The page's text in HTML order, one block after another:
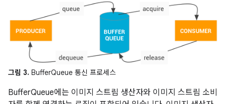
그림 3. BufferQueue 통신 프로세스
BufferQueue에는 이미지 스트림 생산자와 이미지 스트림 소비